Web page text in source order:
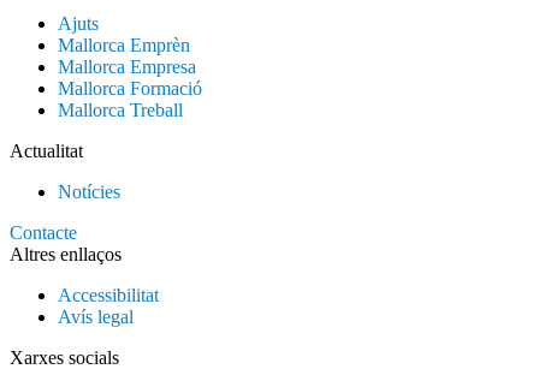
Ajuts
Mallorca Emprèn
Mallorca Empresa
Mallorca Formació
Mallorca Treball
Actualitat
Notícies
Contacte
Altres enllaços
Accessibilitat
Avís legal
Xarxes socials